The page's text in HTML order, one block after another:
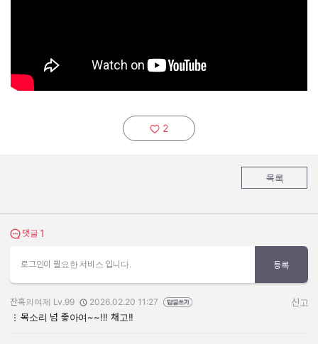
추천하기:
2
목록
댓글 보기
댓글 1
로그인이 필요한 서비스 입니다. 등록
작성자:
잔혹의여제 Lv.99
작성일:
2026.02.20 11:27
신고
목소리 넘 좋아여~~!!! 채고!!